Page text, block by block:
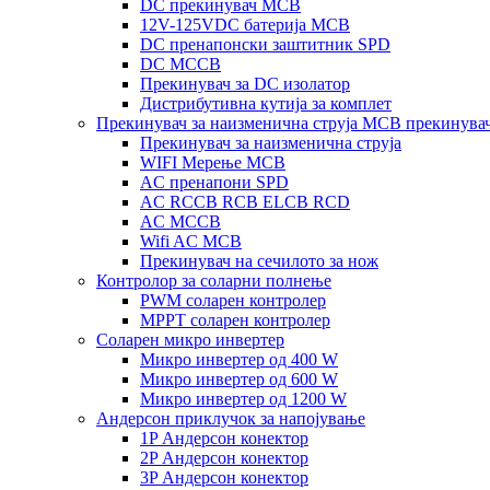
DC прекинувач MCB
12V-125VDC батерија MCB
DC пренапонски заштитник SPD
DC MCCB
Прекинувач за DC изолатор
Дистрибутивна кутија за комплет
Прекинувач за наизменична струја MCB
Прекинувач за наизменична струја
WIFI Мерење MCB
AC пренапони SPD
AC RCCB RCB ELCB RCD
AC MCCB
Wifi AC MCB
Прекинувач на сечилото за нож
Контролор за соларни полнење
PWM соларен контролер
MPPT соларен контролер
Соларен микро инвертер
Микро инвертер од 400 W
Микро инвертер од 600 W
Микро инвертер од 1200 W
Андерсон приклучок за напојување
1P Андерсон конектор
2P Андерсон конектор
3P Андерсон конектор